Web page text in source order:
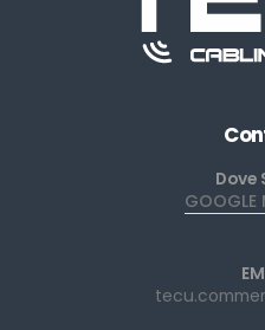
Dove
GOOGLE